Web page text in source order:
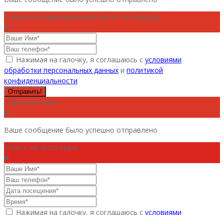
Получить индивидуальный расчет по кредиту
Нажимая на галочку, я соглашаюсь с условиями
обработки персональных данных и политикой
конфиденциальности
Отправить!
Обратная связь
Ваше сообщение было успешно отправлено
Запись на автосервис
Нажимая на галочку, я соглашаюсь с условиями